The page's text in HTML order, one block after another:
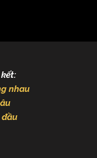
kết:
nhau
đầu